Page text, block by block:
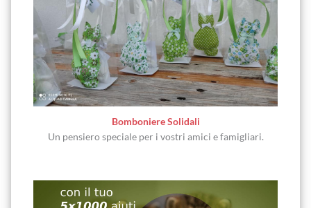
Bomboniere Solidali
Un pensiero speciale per i vostri amici e famigliari.